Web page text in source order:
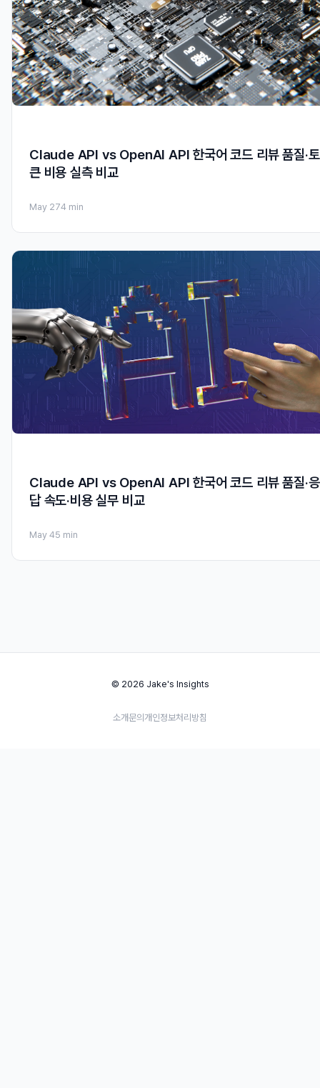
Claude API vs OpenAI API 한국어 코드 리뷰 품질·토
큰 비용 실측 비교
May 274 min
Claude API vs OpenAI API 한국어 코드 리뷰 품질·응
답 속도·비용 실무 비교
May 45 min
© 2026 Jake's Insights
소개문의 개인정보처리방침